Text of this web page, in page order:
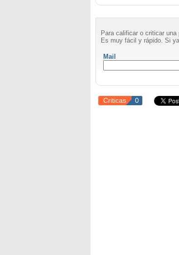
Para calificar o criticar
Es muy fácil y rápido. Si
Mail
Criticas 0